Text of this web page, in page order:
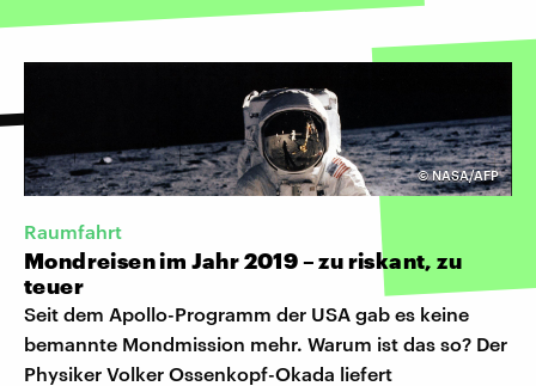
©NASA/AFP
Raumfahrt
Mondreisen im Jahr 2019 – zu riskant, zu
teuer
Seit dem Apollo-Programm der USA gab es keine
bemannte Mondmission mehr. Warum ist das so? Der
Physiker Volker Ossenkopf-Okada liefert